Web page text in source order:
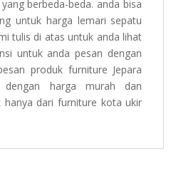
berbeda-beda. anda bisa
untuk harga lemari sepatu
tulis di atas untuk anda lihat
untuk anda pesan dengan
produk furniture Jepara
dengan harga murah dan
hanya dari furniture kota ukir